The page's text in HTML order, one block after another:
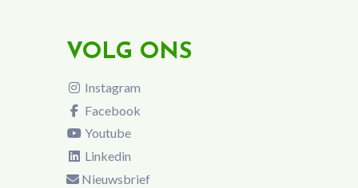
VOLG ONS
Instagram
Facebook
Youtube
Linkedin
Nieuwsbrief